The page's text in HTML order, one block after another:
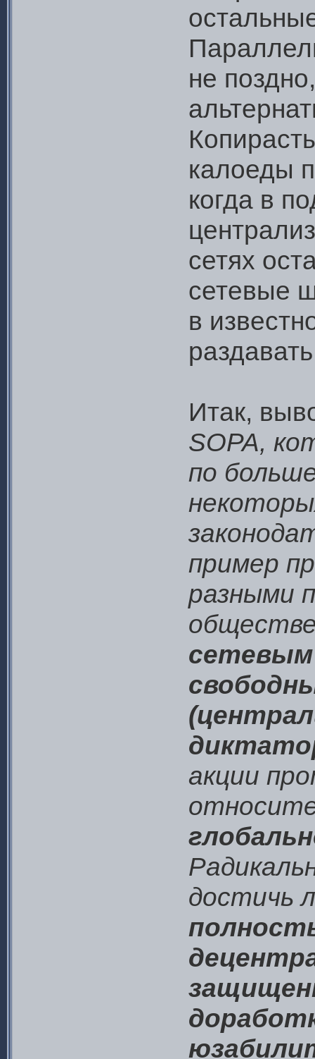
не
калоеды
когда в
сетях
сетевые
в
Итак,
SOPA,
по
пример
разными
сетевым
акции
достичь